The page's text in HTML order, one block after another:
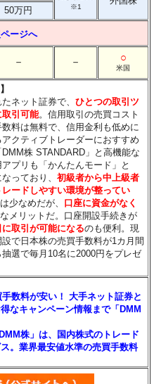
※1
50万円
ージへ
－ － ○
米国
ネット証券で、ひとつの取引ツ
引可能。信用取引の売買コスト
料は無料で、信用金利も低めに
クティブトレーダーにおすすめ
株 STANDARD」と高機能な
プリも「かんたんモード」と
なっており、初級者から中上級者
ードしやすい環境が整ってい
少なめだが、 口座に資金がなく
メリットだ。口座開設手続きが
取引が可能になるのも便利。現
で日本株の売買手数料が1カ月間
選で毎月10名に2000円をプレゼ
数料が安い！ 大手ネット証券と
なキャンペーン情報まで「DMM
株」は、国内株式のトレード
。業界最安値水準の売買手数料